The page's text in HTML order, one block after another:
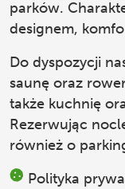
parków.
designem,
Do dyspozycji
saunę oraz
także kuchnię
Rezerwując
również o
Polityka